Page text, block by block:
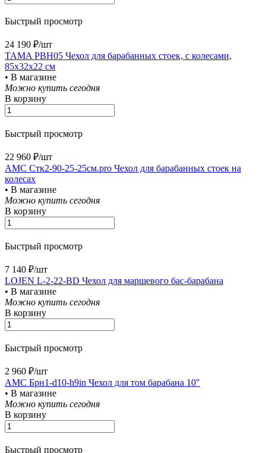
Быстрый просмотр
24 190 ₽/шт
TAMA PBH05 Чехол для барабанных стоек, с колесами,
85х32х22 см
• В магазине
Можно купить сегодня
В корзину
Быстрый просмотр
22 960 ₽/шт
AMC Стк2-90-25-25см.pro Чехол для барабанных стоек на
колесах
• В магазине
Можно купить сегодня
В корзину
Быстрый просмотр
7 140 ₽/шт
LOJEN L-2-22-BD Чехол для маршевого бас-барабана
• В магазине
Можно купить сегодня
В корзину
Быстрый просмотр
2 960 ₽/шт
AMC Брн1-d10-h9in Чехол для том барабана 10"
• В магазине
Можно купить сегодня
В корзину
Быстрый просмотр